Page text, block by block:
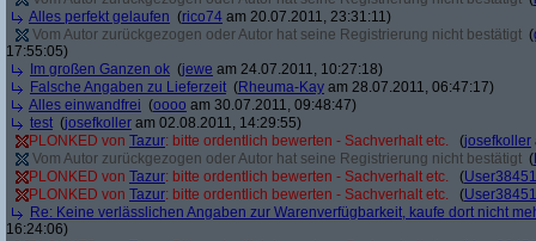
Alles perfekt gelaufen (rico74 am 20.07.2011, 23:31:11)
Vom Autor zurückgezogen oder Autor hat seine Registrierung nicht bestätigt (
17:55:05)
Im großen Ganzen ok (jewe am 24.07.2011, 10:27:18)
Falsche Angaben zu Lieferzeit (Rheuma-Kay am 28.07.2011, 06:47:17)
Alles einwandfrei (oooo am 30.07.2011, 09:48:47)
test (josefkoller am 02.08.2011, 14:29:55)
PLONKED von Tazur: bitte ordentlich bewerten - Sachverhalt etc. (josefkoller
Vom Autor zurückgezogen oder Autor hat seine Registrierung nicht bestätigt (
PLONKED von Tazur: bitte ordentlich bewerten - Sachverhalt etc. (
PLONKED von Tazur: bitte ordentlich bewerten - Sachverhalt etc. (
Re: Keine verlässlichen Angaben zur Warenverfügbarkeit, kaufe dort nicht
16:24:06)